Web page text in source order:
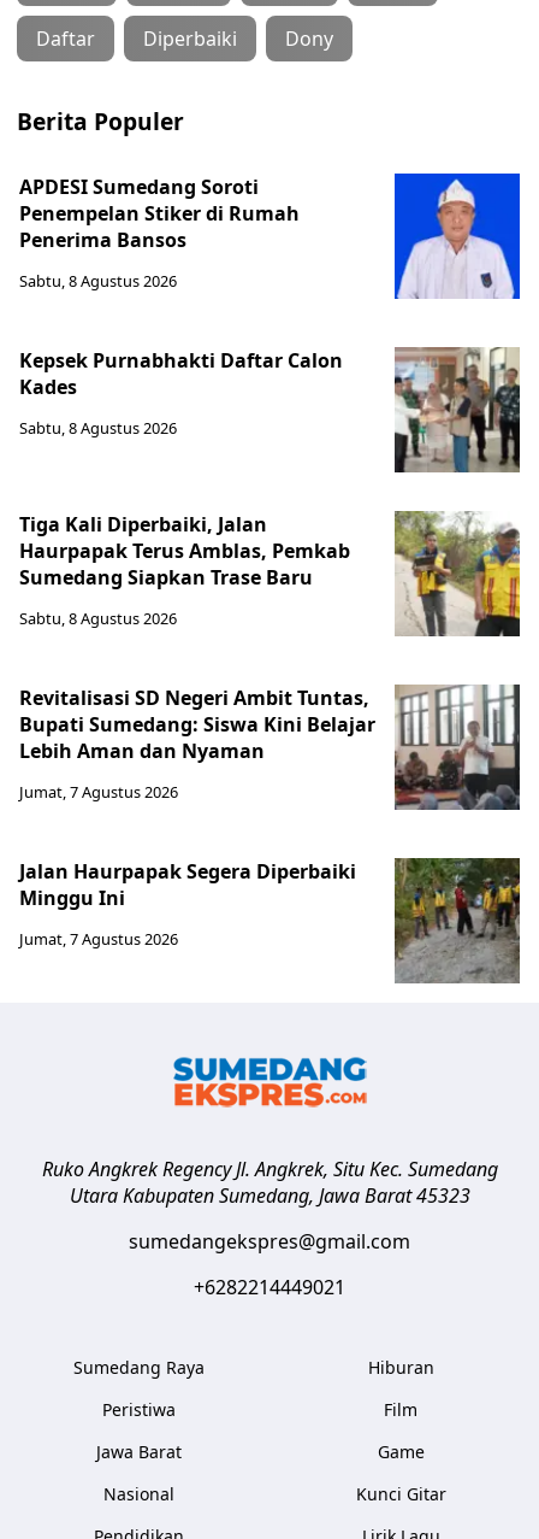
Daftar Diperbaiki Dony
Berita Populer
APDESI Sumedang Soroti
Penempelan Stiker di Rumah
Penerima Bansos
Sabtu, 8 Agustus 2026
Kepsek Purnabhakti Daftar Calon
Kades
Sabtu, 8 Agustus 2026
Tiga Kali Diperbaiki, Jalan
Haurpapak Terus Amblas, Pemkab
Sumedang Siapkan Trase Baru
Sabtu, 8 Agustus 2026
Revitalisasi SD Negeri Ambit Tuntas,
Bupati Sumedang: Siswa Kini Belajar
Lebih Aman dan Nyaman
Jumat, 7 Agustus 2026
Jalan Haurpapak Segera Diperbaiki
Minggu Ini
Jumat, 7 Agustus 2026
Ruko Angkrek Regency Jl. Angkrek, Situ Kec. Sumedang
Utara Kabupaten Sumedang, Jawa Barat 45323
sumedangekspres@gmail.com
+6282214449021
Sumedang Raya
Peristiwa
Jawa Barat
Nasional
Hiburan
Film
Game
Kunci Gitar